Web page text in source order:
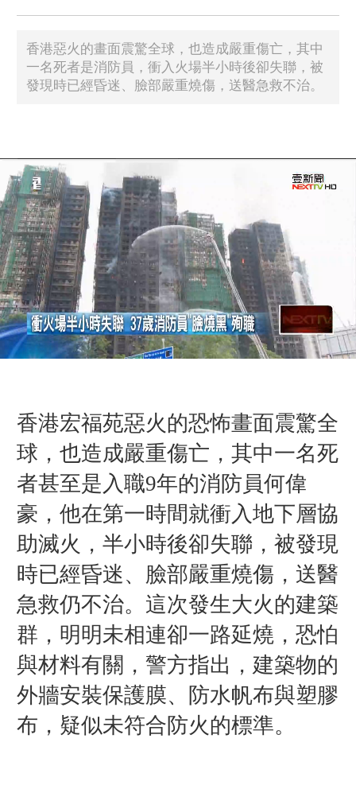
香港惡火的畫面震驚全球，也造成嚴重傷亡，其中
一名死者是消防員，衝入火場半小時後卻失聯，被
發現時已經昏迷、臉部嚴重燒傷，送醫急救不治。
香港宏福苑惡火的恐怖畫面震驚全
球，也造成嚴重傷亡，其中一名死
者甚至是入職9年的消防員何偉
豪，他在第一時間就衝入地下層協
助滅火，半小時後卻失聯，被發現
時已經昏迷、臉部嚴重燒傷，送醫
急救仍不治。這次發生大火的建築
群，明明未相連卻一路延燒，恐怕
與材料有關，警方指出，建築物的
外牆安裝保護膜、防水帆布與塑膠
布，疑似未符合防火的標準。